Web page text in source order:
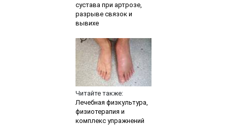
сустава при артрозе,
разрыве связок и
вывихе
Читайте также:
Лечебная физкультура,
физиотерапия и
комплекс упражнений